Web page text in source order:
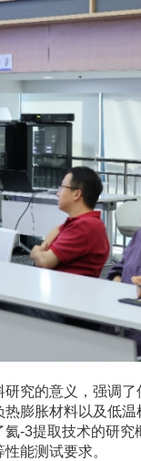
究的意义，强调
膨胀材料以及低
-3提取技术的研
能测试要求。